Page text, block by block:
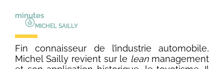
minutes
MICHEL SAILLY
Fin connaisseur de l’industrie automobile,
Michel Sailly revient sur le leanmanagement